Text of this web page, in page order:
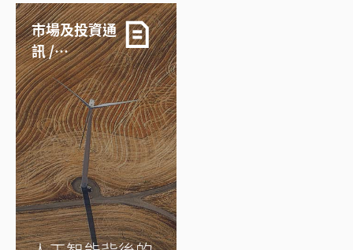
市場及投資通
訊 /
04/08/2026